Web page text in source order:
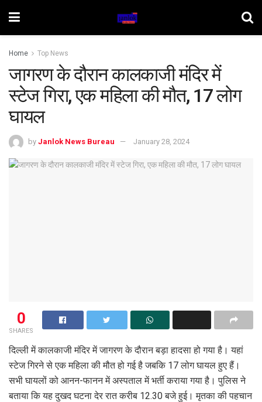
Home Top News
जागरण के दौरान कालकाजी मंदिर में
स्टेज गिरा, एक महिला की मौत, 17 लोग
घायल
by Janlok News Bureau January 28, 2024
0
SHARES
दिल्ली में कालकाजी मंदिर में जागरण के दौरान बड़ा हादसा हो गया है। यहां
स्टेज गिरने से एक महिला की मौत हो गई है जबकि 17 लोग घायल हुए हैं।
सभी घायलों को आनन-फानन में अस्पताल में भर्ती कराया गया है। पुलिस ने
बताया कि यह दुखद घटना देर रात करीब 12.30 बजे हुई। मृतका की पहचान